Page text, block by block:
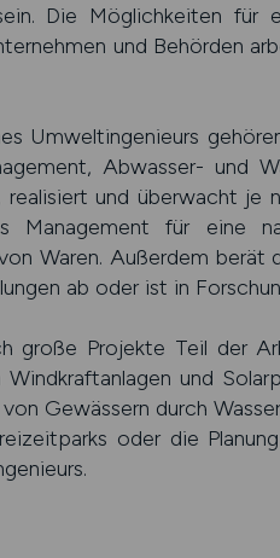
Die Mög­lich­keiten für
und Behör­den
Umwelt­ingenieurs
Abwasser- und
reali­siert und über­wacht
Manage­ment für eine
Waren. Außer­dem berät
ab oder ist in
große Pro­jekte Teil der
und
Gewässern durch
oder die